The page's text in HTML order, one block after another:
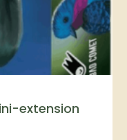
extension